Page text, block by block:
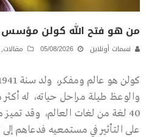
من هو فتح الله كولن مؤسس
نسمات أونلاين 05/08/2026 مقالات,
40 لغة من لغات العالم، وقد تميز
على التأثير في مستمعيه فدعاهم